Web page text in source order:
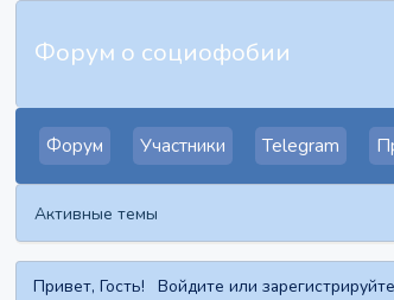
Форум о социофобии
Форум Участники Telegram
Активные темы
Привет, Гость! Войдите или